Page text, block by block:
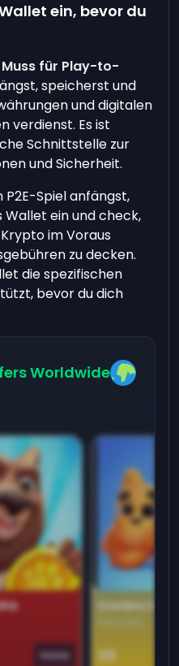
ein, bevor du
für Play-to-
speicherst und
und digitalen
verdienst. Es ist
Schnittstelle zur
und Sicherheit.
Spiel anfängst,
ein und check,
im Voraus
zu decken.
die spezifischen
bevor du dich
Worldwide
Game
Domino
$9